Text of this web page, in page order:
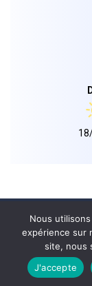
Mairie
Nous
expérience sur
site, nous
J'accepte